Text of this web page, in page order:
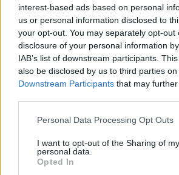
interest-based ads based on personal
us or personal information disclosed to
your opt-out. You may separately opt-out
disclosure of your personal information
IAB’s list of downstream participants.
also be disclosed by us to third parties on
Downstream Participants that may
Please note that this website/app uses
not limited to your visit or usage
grant or deny consent to Google and its
use your data for below specified
Personal Data Processing Opt Outs
I want to opt-out of the Sharing of my
personal data.
Opted In